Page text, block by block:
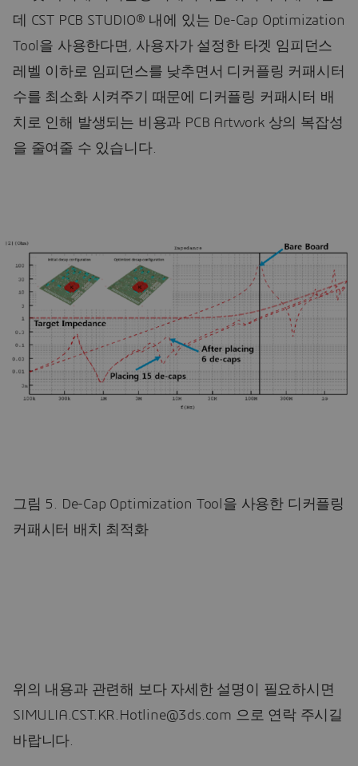
데 CST PCB STUDIO® 내에 있는 De-Cap Optimization
Tool을 사용한다면, 사용자가 설정한 타겟 임피던스
레벨 이하로 임피던스를 낮추면서 디커플링 커패시터
수를 최소화 시켜주기 때문에 디커플링 커패시터 배
치로 인해 발생되는 비용과 PCB Artwork 상의 복잡성
을 줄여줄 수 있습니다.
그림 5. De-Cap Optimization Tool을 사용한 디커플링
커패시터 배치 최적화
위의 내용과 관련해 보다 자세한 설명이 필요하시면
SIMULIA.CST.KR.Hotline@3ds.com 으로 연락 주시길
바랍니다.